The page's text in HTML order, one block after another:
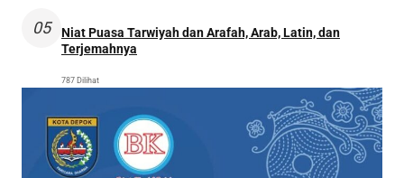
05
Niat Puasa Tarwiyah dan Arafah, Arab, Latin, dan
Terjemahnya
787 Dilihat